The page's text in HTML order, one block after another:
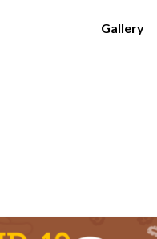
Gallery